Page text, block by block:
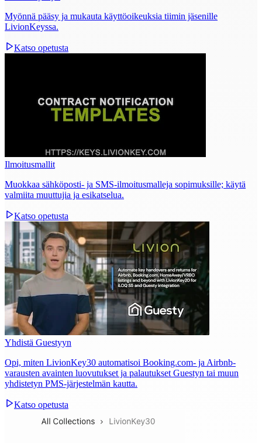
Myönnä pääsy ja mukauta käyttöoikeuksia tiimin jäsenille
LivionKeyssa.
Katso opetusta
Ilmoitusmallit
Muokkaa sähköposti‑ ja SMS‑ilmoitusmalleja sopimuksille; käytä
valmiita muuttujia ja esikatselua.
Katso opetusta
Yhdistä Guestyyn
Opi, miten LivionKey30 automatisoi Booking.com- ja Airbnb-
varausten avainten luovutukset ja palautukset Guestyn tai muun
yhdistetyn PMS-järjestelmän kautta.
Katso opetusta